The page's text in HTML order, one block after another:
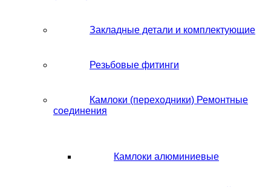
Закладные детали и комплектующие
Резьбовые фитинги
Камлоки (переходники) Ремонтные
соединения
Камлоки алюминиевые